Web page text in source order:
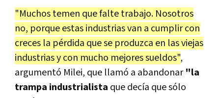
"Muchos temen que falte trabajo. Nosotros
no, porque estas industrias van a cumplir con
creces la pérdida que se produzca en las viejas
industrias y con mucho mejores sueldos",
argumentó Milei, que llamó a abandonar"la
trampa industrialista que decía que sólo